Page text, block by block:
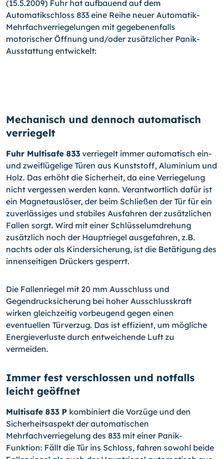
(15.5.2009) Fuhr hat aufbauend auf dem
Automatikschloss 833 eine Reihe neuer Automatik-
Mehrfachverriegelungen mit gegebenenfalls
motorischer Öffnung und/oder zusätzlicher Panik-
Ausstattung entwickelt:
Mechanisch und dennoch automatisch
verriegelt
Fuhr Multisafe 833 verriegelt immer automatisch ein-
und zweiflügelige Türen aus Kunststoff, Aluminium und
Holz. Das erhöht die Sicherheit, da eine Verriegelung
nicht vergessen werden kann. Verantwortlich dafür ist
ein Magnetauslöser, der beim Schließen der Tür für ein
zuverlässiges und stabiles Ausfahren der zusätzlichen
Fallen sorgt. Wird mit einer Schlüsselumdrehung
zusätzlich noch der Hauptriegel ausgefahren, z.B.
nachts oder als Kindersicherung, ist die Betätigung des
innenseitigen Drückers gesperrt.
Die Fallenriegel mit 20 mm Ausschluss und
Gegendrucksicherung bei hoher Ausschlusskraft
wirken gleichzeitig vorbeugend gegen einen
eventuellen Türverzug. Das ist effizient, um mögliche
Energieverluste durch entweichende Luft zu
vermeiden.
Immer fest verschlossen und notfalls
leicht geöffnet
Multisafe 833 P kombiniert die Vorzüge und den
Sicherheitsaspekt der automatischen
Mehrfachverriegelung des 833 mit einer Panik-
Funktion: Fällt die Tür ins Schloss, fahren sowohl beide